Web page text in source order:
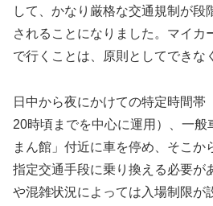
して、 かなり厳格な交通規制 が段
されることになりました。マイカ
で行くことは、原則としてできな
日中から夜にかけての特定時間帯
20時頃までを中心に運用）、一般
まん館」付近に車を停め、そこか
指定交通手段に乗り換える必要が
や混雑状況によっては入場制限が